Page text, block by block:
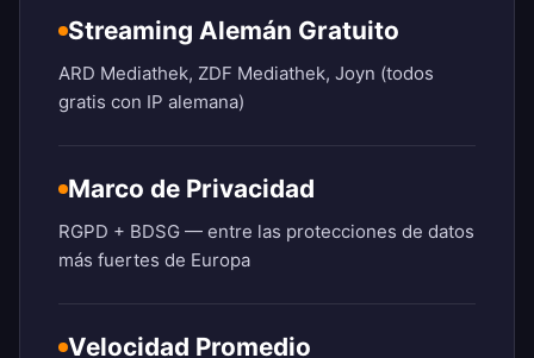
Streaming Alemán Gratuito
ARD Mediathek, ZDF Mediathek, Joyn (todos
gratis con IP alemana)
Marco de Privacidad
RGPD + BDSG — entre las protecciones de datos
más fuertes de Europa
Velocidad Promedio